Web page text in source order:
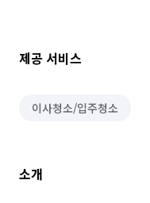
제공 서비스
이사청소/입주청소
소개